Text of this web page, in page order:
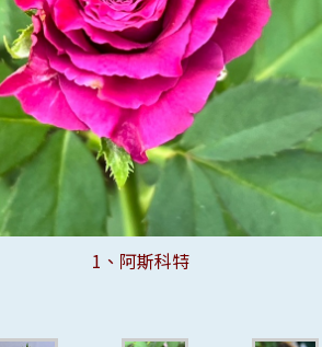
1、阿斯科特
2、馬克夏加爾
3、沙丘玫瑰
4、聖母
5、My Rose
6、伊娃夫人
7、布羅莫火山
8、溫暖
9、義大利女孩
10、莫內
11、達芙妮
12、灰騎士
13、貝拉琳達之吻
14、咖啡藝術
15、夏莉瑪
16、西班牙舞孃
17、摩那哥公爵
18
19
20